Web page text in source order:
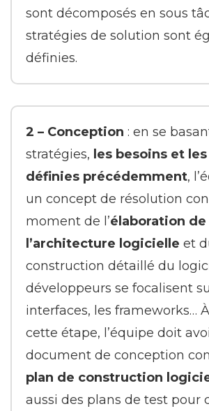
sont décomposés en sous
stratégies de solution sont
définies.
2 – Conception : en se
stratégies, les besoins et
définies précédemment,
un concept de résolution
moment de l’élaboration de
l’architecture logicielle et
construction détaillé du
développeurs se focalisent
interfaces, les frameworks…
cette étape, l’équipe doit
document de conception
plan de construction
aussi des plans de test pour